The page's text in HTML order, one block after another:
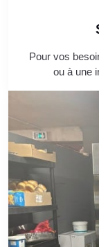
Pour vos
ou à une